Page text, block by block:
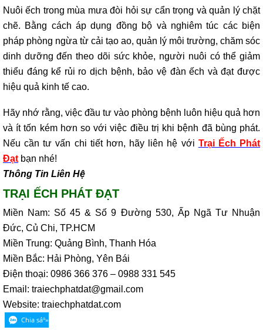
Nuôi ếch trong mùa mưa đòi hỏi sự cẩn trọng và quản lý chặt
chẽ. Bằng cách áp dụng đồng bộ và nghiêm túc các biện
pháp phòng ngừa từ cải tạo ao, quản lý môi trường, chăm sóc
dinh dưỡng đến theo dõi sức khỏe, người nuôi có thể giảm
thiểu đáng kể rủi ro dịch bệnh, bảo vệ đàn ếch và đạt được
hiệu quả kinh tế cao.
Hãy nhớ rằng, việc đầu tư vào phòng bệnh luôn hiệu quả hơn
và ít tốn kém hơn so với việc điều trị khi bệnh đã bùng phát.
Nếu cần tư vấn chi tiết hơn, hãy liên hệ với Trại Ếch Phát
Đạt bạn nhé!
Thông Tin Liên Hệ
TRẠI ẾCH PHÁT ĐẠT
Miền Nam: Số 45 & Số 9 Đường 530, Ấp Ngã Tư Nhuận
Đức, Củ Chi, TP.HCM
Miền Trung: Quảng Bình, Thanh Hóa
Miền Bắc: Hải Phòng, Yên Bái
Điện thoại: 0986 366 376 – 0988 331 545
Email: traiechphatdat@gmail.com
Website: traiechphatdat.com